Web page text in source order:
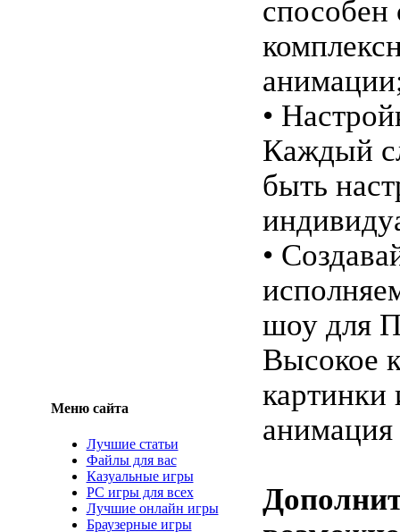
Меню сайта
Лучшие статьи
Файлы для вас
Казуальные игры
PC игры для всех
Лучшие онлайн игры
Браузерные игры
способен
•
Каждый
быть
•
шоу для
Высокое
картинки
анимация